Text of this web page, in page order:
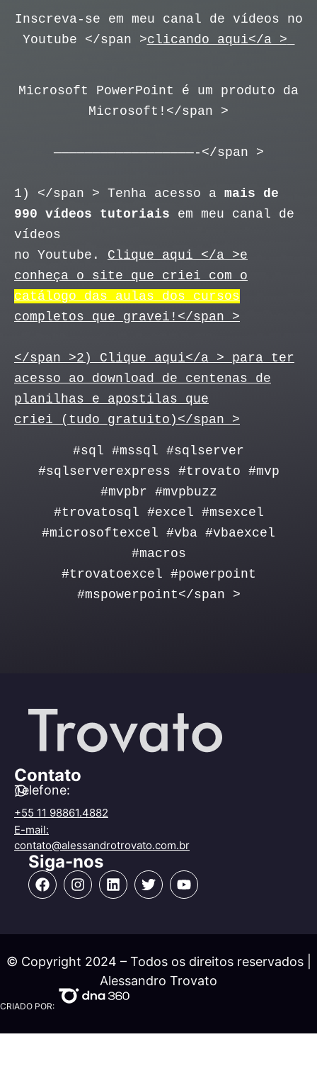
Inscreva-se em meu canal de vídeos no
Youtube </span >clicando aqui</a >
Microsoft PowerPoint é um produto da
Microsoft!</span >
——————————————————-</span >
1) </span > Tenha acesso a mais de
990 vídeos tutoriais em meu canal de
vídeos
no Youtube. Clique aqui </a >e
conheça o site que criei com o
catálogo das aulas dos cursos
completos que gravei!</span >
</span >2) Clique aqui</a > para ter
acesso ao download de centenas de
planilhas e apostilas que
criei (tudo gratuito)</span >
#sql #mssql #sqlserver
#sqlserverexpress #trovato #mvp
#mvpbr #mvpbuzz
#trovatosql #excel #msexcel
#microsoftexcel #vba #vbaexcel
#macros
#trovatoexcel #powerpoint
#mspowerpoint</span >
Contato
Telefone:
+55 11 98861.4882
E-mail:
contato@alessandrotrovato.com.br
Siga-nos
© Copyright 2024 – Todos os direitos reservados |
Alessandro Trovato
CRIADO POR: